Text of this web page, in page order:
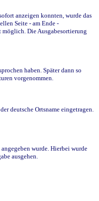
anzeigen konnten, wurde das
Seite - am Ende -
Die Ausgabesortierung
haben. Später dann so
vorgenommen.
deutsche Ortsname eingetragen.
wurde. Hierbei wurde
ausgehen.